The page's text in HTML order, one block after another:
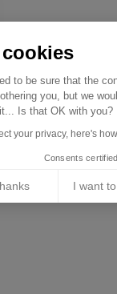
to be sure that the
you, but we
Is that OK with you?
your privacy, here's
Consents
I want